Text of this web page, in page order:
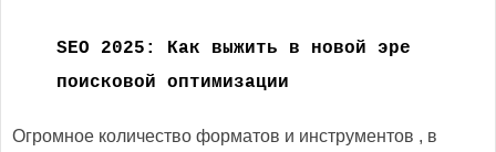
SEO 2025: Как выжить в новой эре
поисковой оптимизации
Огромное количество форматов и инструментов , в